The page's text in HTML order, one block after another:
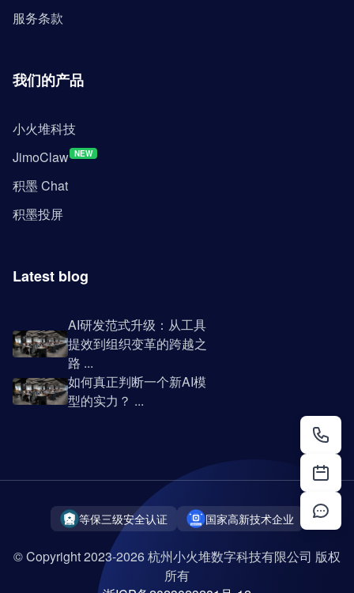
服务条款
我们的产品
小火堆科技
JimoClaw NEW
积墨 Chat
积墨投屏
Latest blog
AI研发范式升级：从工具
提效到组织变革的跨越之
路 ...
如何真正判断一个新AI模
型的实力？ ...
等保三级安全认证 国家高新技术企业
© Copyright 2023-2026 杭州小火堆数字科技有限公司 版权
所有